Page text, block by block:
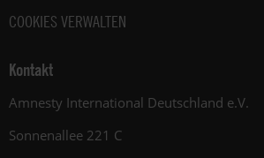
COOKIES VERWALTEN
Kontakt
Amnesty International Deutschland e.V.
Sonnenallee 221 C